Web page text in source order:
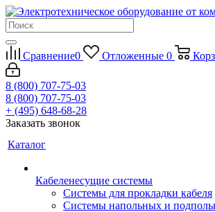
Сравнение0 Отложенные 0
8 (800) 707-75-03
8 (800) 707-75-03
+ (495) 648-68-28
Заказать звонок
Каталог
Кабеленесущие системы
Системы для прокладки кабеля
Системы напольных и